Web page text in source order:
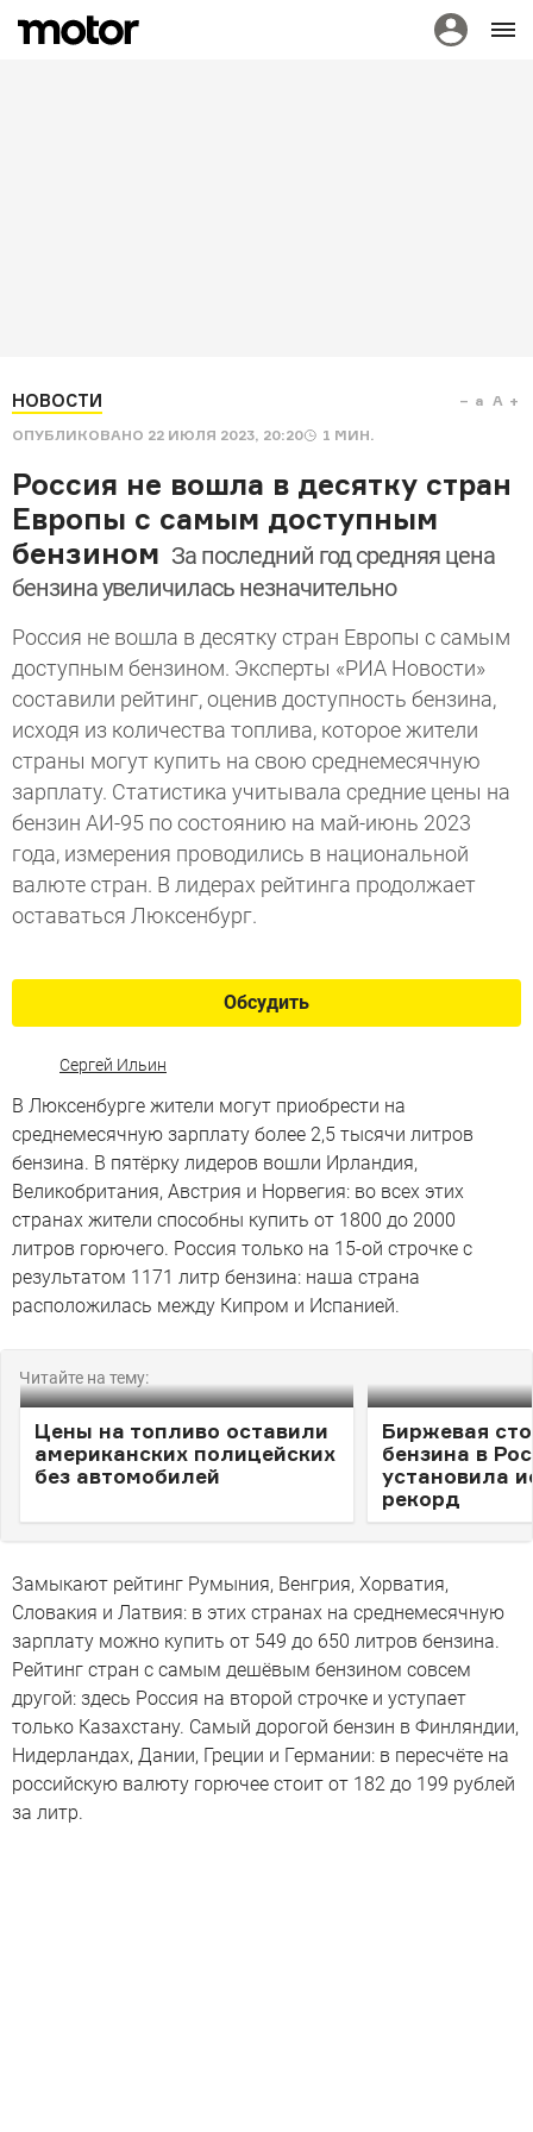
НОВОСТИ
ОПУБЛИКОВАНО 22 ИЮЛЯ 2023, 20:20 1 МИН.
a A
Россия не вошла в десятку стран
Европы с самым доступным
бензином За последний год средняя цена
бензина увеличилась незначительно
Россия не вошла в десятку стран Европы с самым
доступным бензином. Эксперты «РИА Новости»
составили рейтинг, оценив доступность бензина,
исходя из количества топлива, которое жители
страны могут купить на свою среднемесячную
зарплату. Статистика учитывала средние цены на
бензин АИ-95 по состоянию на май-июнь 2023
года, измерения проводились в национальной
валюте стран. В лидерах рейтинга продолжает
оставаться Люксенбург.
Обсудить
Сергей Ильин
В Люксенбурге жители могут приобрести на
среднемесячную зарплату более 2,5 тысячи литров
бензина. В пятёрку лидеров вошли Ирландия,
Великобритания, Австрия и Норвегия: во всех этих
странах жители способны купить от 1800 до 2000
литров горючего. Россия только на 15-ой строчке с
результатом 1171 литр бензина: наша страна
расположилась между Кипром и Испанией.
Читайте на тему:
Цены на топливо оставили
американских полицейских
без автомобилей
Биржевая
бензина в
установила
рекорд
Замыкают рейтинг Румыния, Венгрия, Хорватия,
Словакия и Латвия: в этих странах на среднемесячную
зарплату можно купить от 549 до 650 литров бензина.
Рейтинг стран с самым дешёвым бензином совсем
другой: здесь Россия на второй строчке и уступает
только Казахстану. Самый дорогой бензин в Финляндии,
Нидерландах, Дании, Греции и Германии: в пересчёте на
российскую валюту горючее стоит от 182 до 199 рублей
за литр.